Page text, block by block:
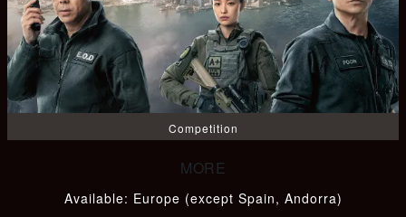
Competition
Available: Europe (except Spain, Andorra)